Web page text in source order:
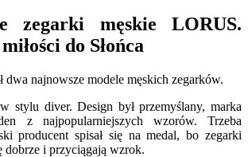
zegarki męskie LORUS.
do Słońca
dwa najnowsze modele męskich zegarków.
stylu diver. Design był przemyślany, marka
z najpopularniejszych wzorów. Trzeba
producent spisał się na medal, bo zegarki
dobrze i przyciągają wzrok.